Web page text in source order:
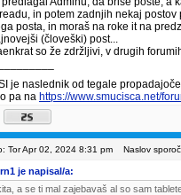
in potem zadnjih nekaj
posta, in moraš na roke it na
(človeški) post...
so že zdržljivi, v drugih
je naslednik od tegale
pa na https://www.smucisca.net/
Tor Apr 02, 2024 8:31 pm
Naslov
je napisal/a:
a se ti mal zajebavaš al so sam